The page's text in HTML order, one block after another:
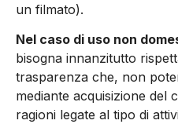
un filmato).
Nel caso di uso non
bisogna innanzitutto
trasparenza che, non
mediante acquisizione del
ragioni legate al tipo di